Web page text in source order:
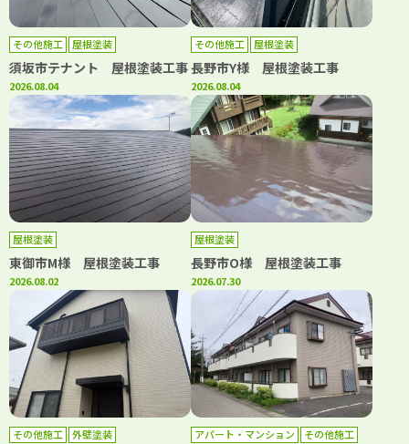
その他施工 屋根塗装
須坂市テナント 屋根塗装工事
2026.08.04
その他施工 屋根塗装
長野市Y様 屋根塗装工事
2026.08.04
屋根塗装
東御市M様 屋根塗装工事
2026.08.02
屋根塗装
長野市O様 屋根塗装工事
2026.07.30
その他施工 外壁塗装 アパート・マンション
その他施工